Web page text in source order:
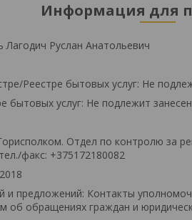
Информация для
Руслан Анатольевич
Реестре бытовых услуг: Не
бытовых услуг: Не подлежит
Отдел по контролю за
факс: +375172180082
и предложений: Контакты
об обращениях граждан и